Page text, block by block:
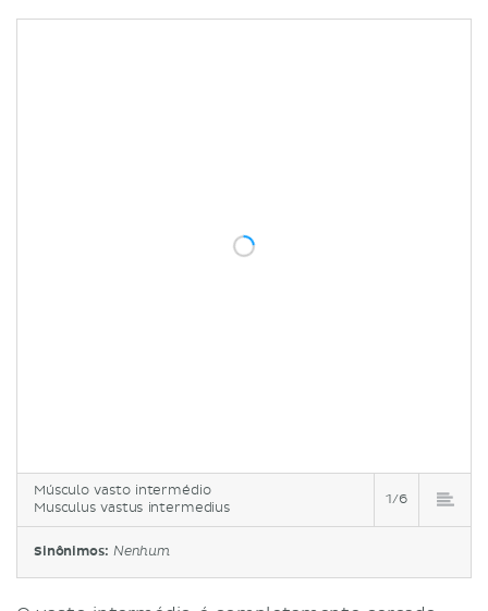
Músculo vasto intermédio
Musculus vastus intermedius
1/6
Sinônimos: Nenhum